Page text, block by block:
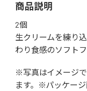
商品説明
2個
生クリームを練り
わり食感のソフト
※写真はイメージ
ます。※パッケー